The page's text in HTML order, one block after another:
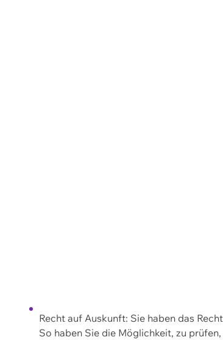
Recht auf Auskunft: Sie haben das
So haben Sie die Möglichkeit, zu